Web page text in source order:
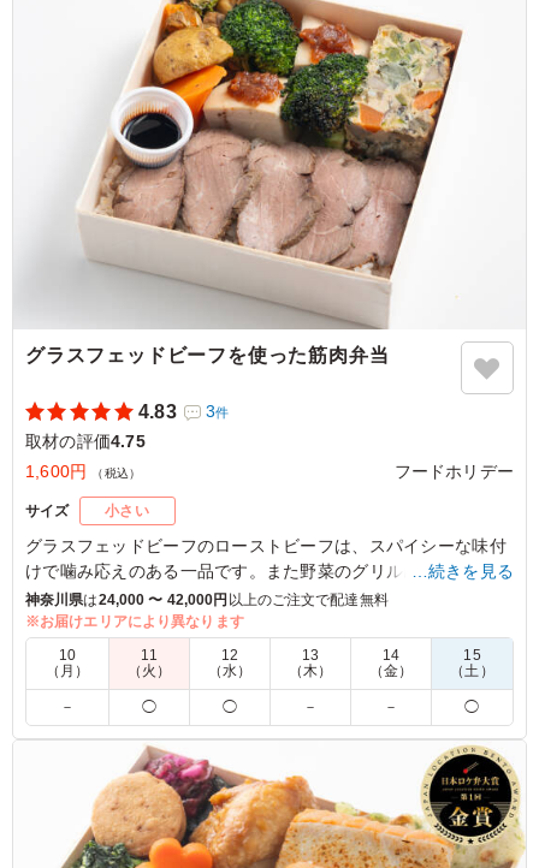
野菜があった方がいいかなとも思いましたが、一番最初に
なくなるほど人気でした！ みなさんトリュフソースに惹
かれている様子でした。
ご利用シーン：ロケ・撮影›取材
東京都渋谷区恵比寿2026/02/13
グラスフェッドビーフを使った筋肉弁当
4.83 3件
取材の評価4.75
1,600円
（税込） フードホリデー
サイズ 小さい
グラスフェッドビーフのローストビーフは、スパイシーな味付
けで噛み応えのある一品です。また野菜のグリルにより、彩り
の鮮やかさを感じられます。豊富なタンパク質をお手軽に取れ
るお弁当となっています。
4.5 エイベックス・ミュージッククリエイティヴ（株）
ヘルシーでありながらボリューミーでかなりお腹いっぱい
になるお弁当です。ローストビーフが特に美味しかったの
とかなりバランスも良く、体型管理をしている方にも大変
好評でした！
ご利用シーン： ロケ・撮影›取材
東京都渋谷区広尾
2024/10/26
…続きを見る
神奈川県は24,000 〜 42,000円 以上のご注文で配達無料
※お届けエリアにより異なります
10
（月）
11
（火）
12
（水）
13
（木）
14
（金）
15
（土）
－ ◯ ◯ － － ◯